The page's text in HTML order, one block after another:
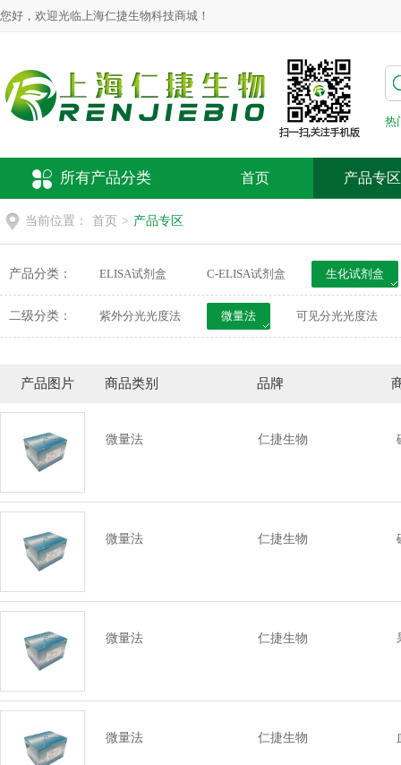
您好，欢迎光临上海仁捷生物科技商城！
热
所有产品分类 首页 产品专区
当前位置： 首页 > 产品专区
产品分类： ELISA试剂盒 C-ELISA试剂盒 生化试剂盒
荧光探针
二级分类：
紫外分光光度法 微量法 可见分光光度法
产品图片 商品类别 品牌
微量法 仁捷生物
微量法 仁捷生物
微量法 仁捷生物
微量法 仁捷生物